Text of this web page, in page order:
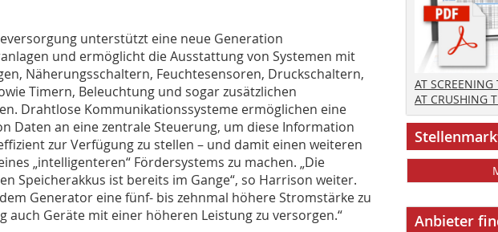
unterstützt eine neue Generation
und ermöglicht die Ausstattung von Systemen mit
Näherungsschaltern, Feuchtesensoren, Druckschaltern,
Timern, Beleuchtung und sogar zusätzlichen
Drahtlose Kommunikationssysteme ermöglichen eine
Daten an eine zentrale Steuerung, um diese Information
zur Verfügung zu stellen – und damit einen weiteren
„intelligenteren“ Fördersystems zu machen. „Die
Speicherakkus ist bereits im Gange“, so Harrison weiter.
Generator eine fünf- bis zehnmal höhere Stromstärke zu
auch Geräte mit einer höheren Leistung zu versorgen.“
AT
AT CRUSHING
Anbieter